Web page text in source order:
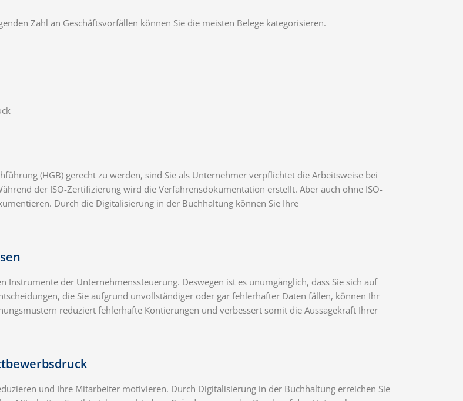
Zahl an Geschäftsvorfällen können Sie die meisten Belege kategorisieren.
(HGB) gerecht zu werden, sind Sie als Unternehmer verpflichtet die Arbeitsweise bei
der ISO-Zertifizierung wird die Verfahrensdokumentation erstellt. Aber auch ohne ISO-
Durch die Digitalisierung in der Buchhaltung können Sie Ihre
Instrumente der Unternehmenssteuerung. Deswegen ist es unumgänglich, dass Sie sich auf
die Sie aufgrund unvollständiger oder gar fehlerhafter Daten fällen, können Ihr
reduziert fehlerhafte Kontierungen und verbessert somit die Aussagekraft Ihrer
und Ihre Mitarbeiter motivieren. Durch Digitalisierung in der Buchhaltung erreichen Sie